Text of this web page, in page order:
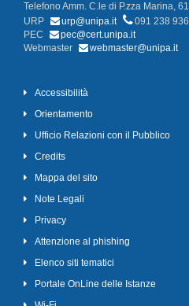
Telefono Amm. C.le di P.zza Marina, 61
URP
urp@unipa.it
091 238
PEC
pec@cert.unipa.it
Webmaster
webmaster@unipa.it
Accessibilità
Orientamento
Ufficio Relazioni con il Pubblico
Credits
Mappa del sito
Note Legali
Privacy
Attenzione al phishing
Elenco siti tematici
Portale OnLine delle Istanze